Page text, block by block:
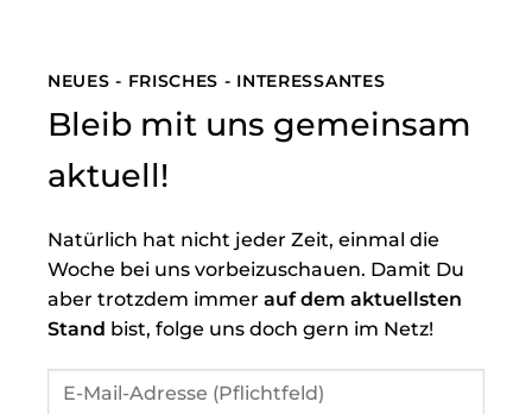
NEUES - FRISCHES - INTERESSANTES
Bleib mit uns gemeinsam
aktuell!
Natürlich hat nicht jeder Zeit, einmal die
Woche bei uns vorbeizuschauen. Damit Du
aber trotzdem immer auf dem aktuellsten
Stand bist, folge uns doch gern im Netz!